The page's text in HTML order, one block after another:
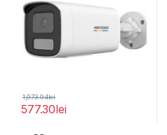
577.30lei
1,973.94lei